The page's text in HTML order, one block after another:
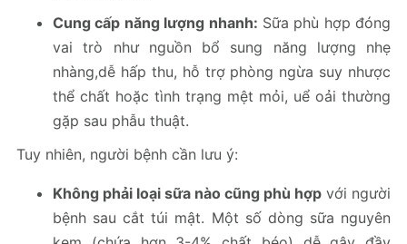
Cung cấp năng lượng nhanh: Sữa phù hợp đóng
vai trò như nguồn bổ sung năng lượng nhẹ
nhàng,dễ hấp thu, hỗ trợ phòng ngừa suy nhược
thể chất hoặc tình trạng mệt mỏi, uể oải thường
gặp sau phẫu thuật.
Tuy nhiên, người bệnh cần lưu ý:
Không phải loại sữa nào cũng phù hợp với người
bệnh sau cắt túi mật. Một số dòng sữa nguyên